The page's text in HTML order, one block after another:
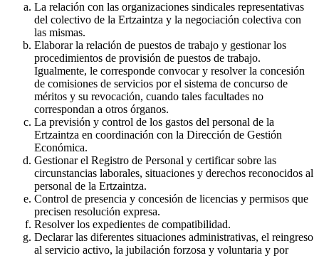
La relación con las organizaciones sindicales representativas
del colectivo de la Ertzaintza y la negociación colectiva con
las mismas.
Elaborar la relación de puestos de trabajo y gestionar los
procedimientos de provisión de puestos de trabajo.
Igualmente, le corresponde convocar y resolver la concesión
de comisiones de servicios por el sistema de concurso de
méritos y su revocación, cuando tales facultades no
correspondan a otros órganos.
La previsión y control de los gastos del personal de la
Ertzaintza en coordinación con la Dirección de Gestión
Económica.
Gestionar el Registro de Personal y certificar sobre las
circunstancias laborales, situaciones y derechos reconocidos al
personal de la Ertzaintza.
Control de presencia y concesión de licencias y permisos que
precisen resolución expresa.
Resolver los expedientes de compatibilidad.
Declarar las diferentes situaciones administrativas, el reingreso
al servicio activo, la jubilación forzosa y voluntaria y por